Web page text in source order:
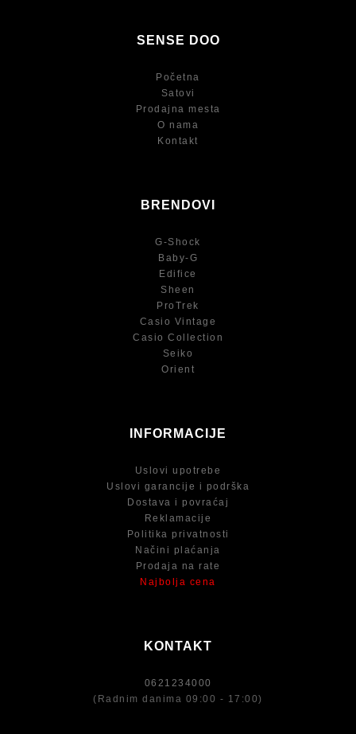
SENSE DOO
Početna
Satovi
Prodajna mesta
O nama
Kontakt
BRENDOVI
G-Shock
Baby-G
Edifice
Sheen
ProTrek
Casio Vintage
Casio Collection
Seiko
Orient
INFORMACIJE
Uslovi upotrebe
Uslovi garancije i podrška
Dostava i povraćaj
Reklamacije
Politika privatnosti
Načini plaćanja
Prodaja na rate
Najbolja cena
KONTAKT
0621234000
(Radnim danima 09:00 - 17:00)